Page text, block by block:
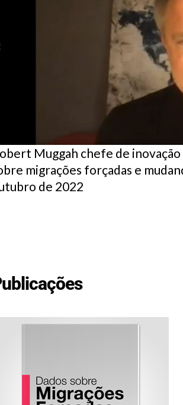
Muggah chefe de
migrações forçadas e
de 2022